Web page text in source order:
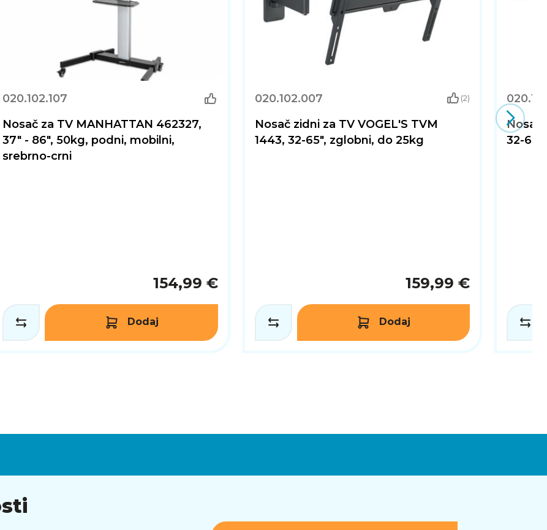
020.102.107
Nosač za TV MANHATTAN 462327,
37" - 86", 50kg, podni, mobilni,
srebrno-crni
154,99 €
Dodaj
020.102.007 (2)
Nosač zidni za TV VOGEL'S TVM
1443, 32-65", zglobni, do 25kg
159,99 €
Dodaj
Nosač
32-